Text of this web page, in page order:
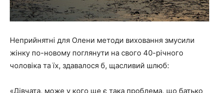
Неприйнятні для Олени методи виховання змусили
жінку по-новому поглянути на свого 40-річного
чоловіка та їх, здавалося б, щасливий шлюб:
«Дівчата, може у кого ще є така проблема, що батько